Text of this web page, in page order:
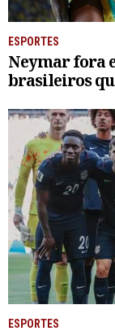
ESPORTES
Neymar fora
brasileiros
ESPORTES